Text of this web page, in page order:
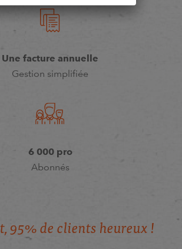
Une facture annuelle
Gestion simplifiée
6 000 pro
Abonnés
t, 95% de clients heureux !